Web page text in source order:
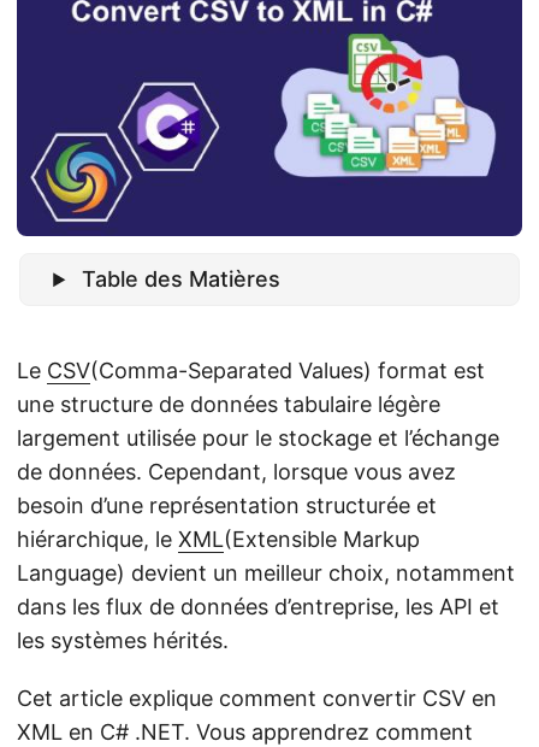
Table des Matières
Le CSV(Comma-Separated Values) format est
une structure de données tabulaire légère
largement utilisée pour le stockage et l’échange
de données. Cependant, lorsque vous avez
besoin d’une représentation structurée et
hiérarchique, le XML(Extensible Markup
Language) devient un meilleur choix, notamment
dans les flux de données d’entreprise, les API et
les systèmes hérités.
Cet article explique comment convertir CSV en
XML en C# .NET. Vous apprendrez comment